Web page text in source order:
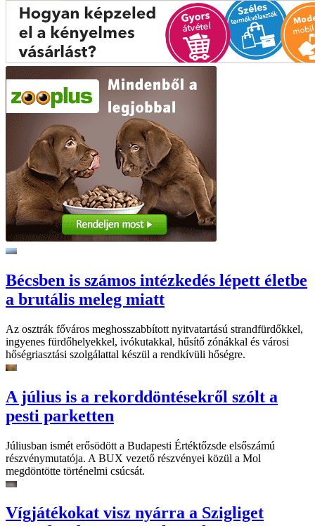
Bécsben is számos intézkedés lépett életbe
a brutális meleg miatt
Az osztrák főváros meghosszabbított nyitvatartású strandfürdőkkel,
ingyenes fürdőhelyekkel, ivókutakkal, hűsítő zónákkal és városi
hőségriasztási szolgálattal készül a rendkívüli hőségre.
A július is a rekorddöntésekről szólt a
pesti parketten
Júliusban ismét erősödött a Budapesti Értéktőzsde elsőszámú
részvénymutatója. A BUX vezető részvényei közül a Mol
megdöntötte történelmi csúcsát.
Vígjátékokat visz nyárra a Szigliget